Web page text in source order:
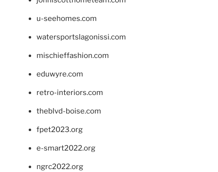
u-seehomes.com
watersportslagonissi.com
mischieffashion.com
eduwyre.com
retro-interiors.com
theblvd-boise.com
fpet2023.org
e-smart2022.org
ngrc2022.org